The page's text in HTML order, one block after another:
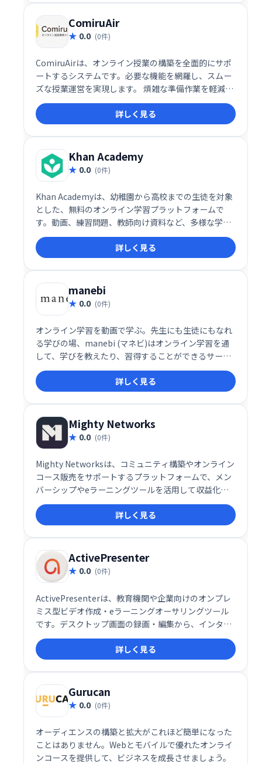
ComiruAir
0.0 (0件)
ComiruAirは、オンライン授業の構築を全面的にサポ
ートするシステムです。必要な機能を網羅し、スムー
ズな授業運営を実現します。 煩雑な準備作業を軽減
し、効率的な教育環境構築を支援します。
詳しく見る
Khan Academy
0.0 (0件)
Khan Academyは、幼稚園から高校までの生徒を対象
とした、無料のオンライン学習プラットフォームで
す。動画、練習問題、教師向け資料など、多様な学習
リソースを提供し、様々な科目の学習をサポートしま
す。毎月4000万人以上の生徒が利用しており、補足学
習や家庭学習に最適です。寄付によって運営されてい
る非営利団体です。
詳しく見る
manebi
0.0 (0件)
オンライン学習を動画で学ぶ。先生にも生徒にもなれ
る学びの場、manebi (マネビ)はオンライン学習を通
して、学びを教えたり、習得することができるサービ
ス
詳しく見る
Mighty Networks
0.0 (0件)
Mighty Networksは、コミュニティ構築やオンライン
コース販売をサポートするプラットフォームで、メン
バーシップやeラーニングツールを活用して収益化が
可能です。
詳しく見る
ActivePresenter
0.0 (0件)
ActivePresenterは、教育機関や企業向けのオンプレ
ミス型ビデオ作成・eラーニングオーサリングツール
です。デスクトップ画面の録画・編集から、インタラ
クティブなHTML5コンテンツ作成まで、幅広い機能を
提供します。オーディオ/ビデオ編集機能も充実してお
り、Mac/Windows両対応で作成したコンテンツはあ
らゆるモバイルデバイスで共有可能です。効率的なe
ラーニングコンテンツ制作を実現します。
詳しく見る
Gurucan
0.0 (0件)
オーディエンスの構築と拡大がこれほど簡単になった
ことはありません。Webとモバイルで優れたオンライ
ンコースを提供して、ビジネスを成長させましょう。